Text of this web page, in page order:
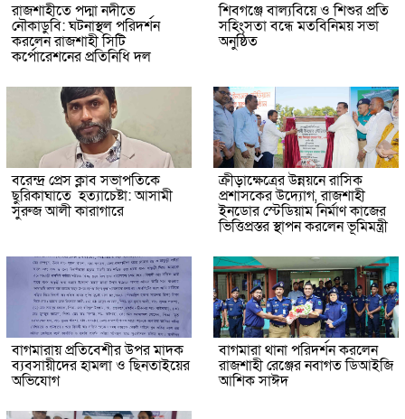
রাজশাহীতে পদ্মা নদীতে
নৌকাডুবি: ঘটনাস্থল পরিদর্শন
করলেন রাজশাহী সিটি
কর্পোরেশনের প্রতিনিধি দল
শিবগঞ্জে বাল্যবিয়ে ও শিশুর প্রতি
সহিংসতা বন্ধে মতবিনিময় সভা
অনুষ্ঠিত
বরেন্দ্র প্রেস ক্লাব সভাপতিকে
ছুরিকাঘাতে হত্যাচেষ্টা: আসামী
সুরুজ আলী কারাগারে
ক্রীড়াক্ষেত্রের উন্নয়নে রাসিক
প্রশাসকের উদ্যোগ, রাজশাহী
ইনডোর স্টেডিয়াম নির্মাণ কাজের
ভিত্তিপ্রস্তর স্থাপন করলেন ভূমিমন্ত্রী
বাগমারায় প্রতিবেশীর উপর মাদক
ব্যবসায়ীদের হামলা ও ছিনতাইয়ের
অভিযোগ
বাগমারা থানা পরিদর্শন করলেন
রাজশাহী রেঞ্জের নবাগত ডিআইজি
আশিক সাঈদ